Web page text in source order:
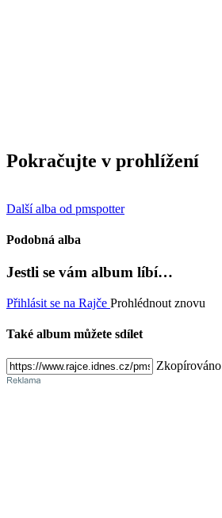
Pokračujte v prohlížení
Další alba od pmspotter
Podobná alba
Jestli se vám album líbí…
Přihlásit se na Rajče Prohlédnout znovu
Také album můžete sdílet
Zkopírováno